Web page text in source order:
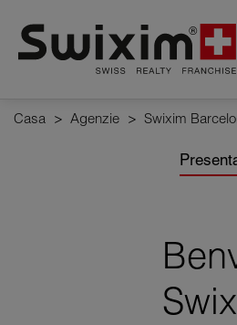
Casa > Agenzie > Swixim